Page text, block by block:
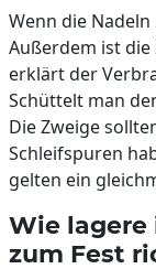
Wenn die
Außerdem ist
erklärt der
Schüttelt man
Die Zweige
Schleifspuren
gelten ein
Wie lagere
zum Fest